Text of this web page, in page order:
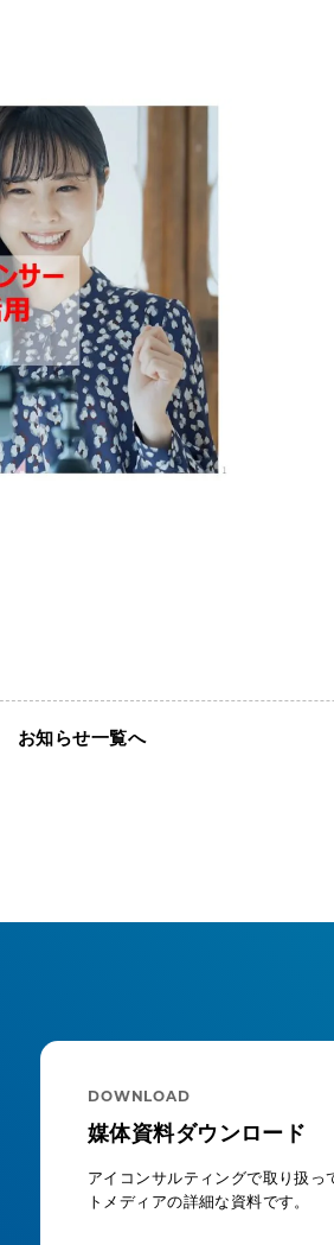
お知らせ一覧へ
DOWNLOAD
媒体資料ダウンロード
アイコンサルティングで取り扱っ
トメディアの詳細な資料です。